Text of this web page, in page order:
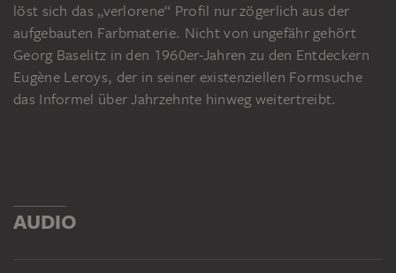
löst sich das „verlorene“ Profil nur zögerlich aus der
aufgebauten Farbmaterie. Nicht von ungefähr gehört
Georg Baselitz in den 1960er-Jahren zu den Entdeckern
Eugène Leroys, der in seiner existenziellen Formsuche
das Informel über Jahrzehnte hinweg weitertreibt.
AUDIO